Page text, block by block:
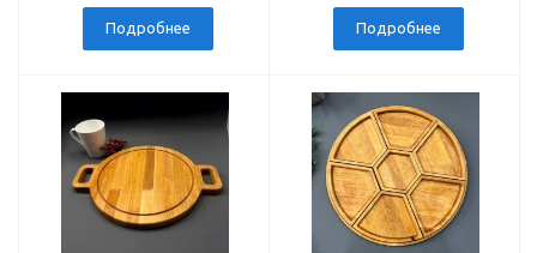
Подробнее Подробнее